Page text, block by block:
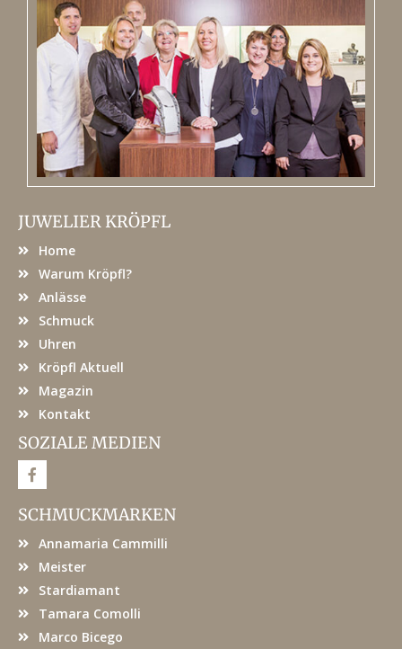
JUWELIER KRÖPFL
Home
Warum Kröpfl?
Anlässe
Schmuck
Uhren
Kröpfl Aktuell
Magazin
Kontakt
SOZIALE MEDIEN
F
a
e
b
o
SCHMUCKMARKEN
Annamaria Cammilli
Meister
Stardiamant
Tamara Comolli
Marco Bicego